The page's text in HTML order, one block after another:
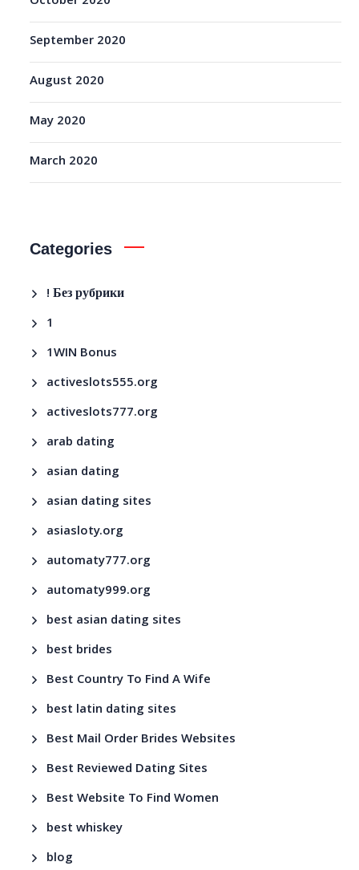
September 2020
August 2020
May 2020
March 2020
Categories
! Без рубрики
1
1WIN Bonus
activeslots555.org
activeslots777.org
arab dating
asian dating
asian dating sites
asiasloty.org
automaty777.org
automaty999.org
best asian dating sites
best brides
Best Country To Find A Wife
best latin dating sites
Best Mail Order Brides Websites
Best Reviewed Dating Sites
Best Website To Find Women
best whiskey
blog